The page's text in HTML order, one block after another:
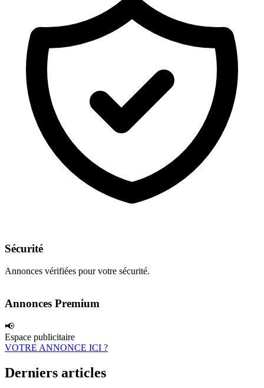
Sécurité
Annonces vérifiées pour votre sécurité.
Annonces Premium
📢
Espace publicitaire
VOTRE ANNONCE ICI ?
Derniers articles